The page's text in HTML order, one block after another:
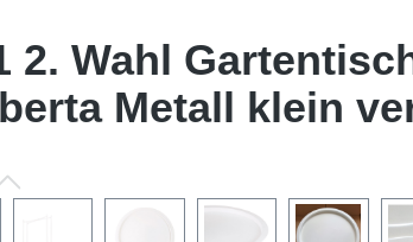
2. Wahl
Metall klein